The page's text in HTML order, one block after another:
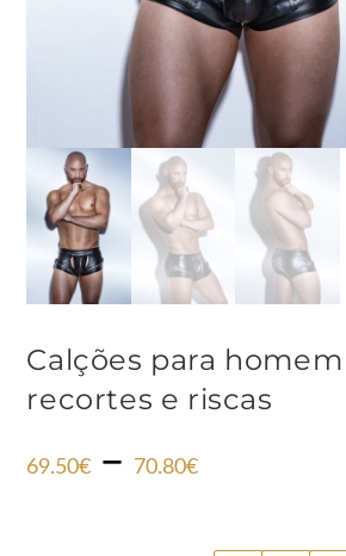
Calções para
recortes e riscas
69.50€ – 70.80€